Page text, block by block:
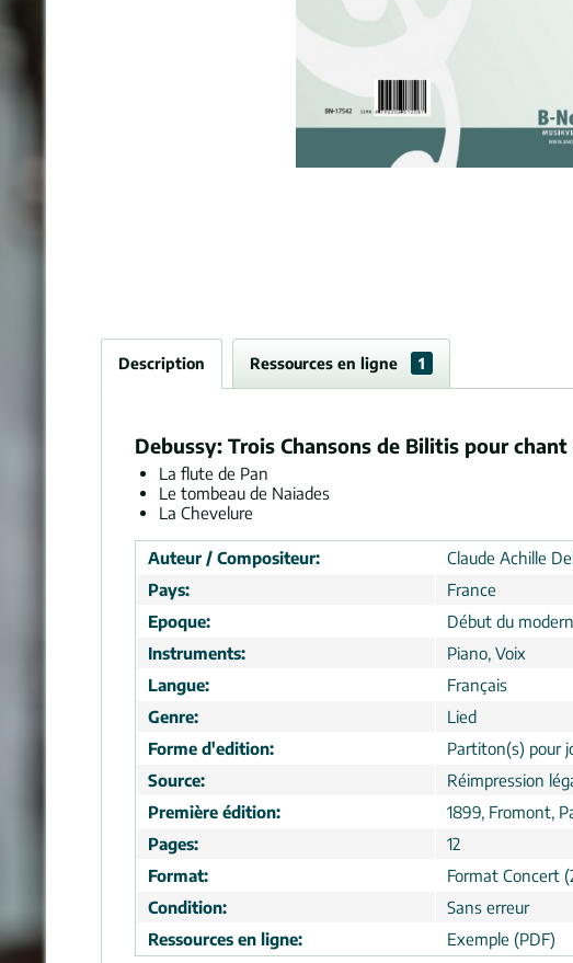
Description Ressources en ligne 1
Debussy: Trois Chansons de Bilitis pour
La flute de Pan
Le tombeau de Naiades
La Chevelure
Auteur / Compositeur:
Claude Achille
Pays:
France
Epoque:
Début du
Instruments:
Piano, Voix
Langue:
Français
Genre:
Lied
Forme d'edition:
Partiton(s) pour
Source:
Réimpression
Première édition:
1899, Fromont,
Pages:
12
Format:
Format Concert
Condition:
Sans erreur
Ressources en ligne:
Exemple (PDF)